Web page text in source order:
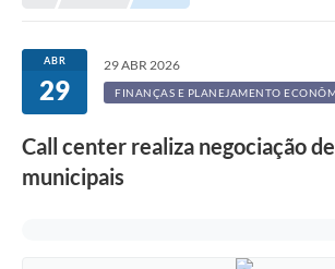
ABR
29
29 ABR 2026
FINANÇAS E PLANEJAMENTO
Call center realiza negociação
municipais